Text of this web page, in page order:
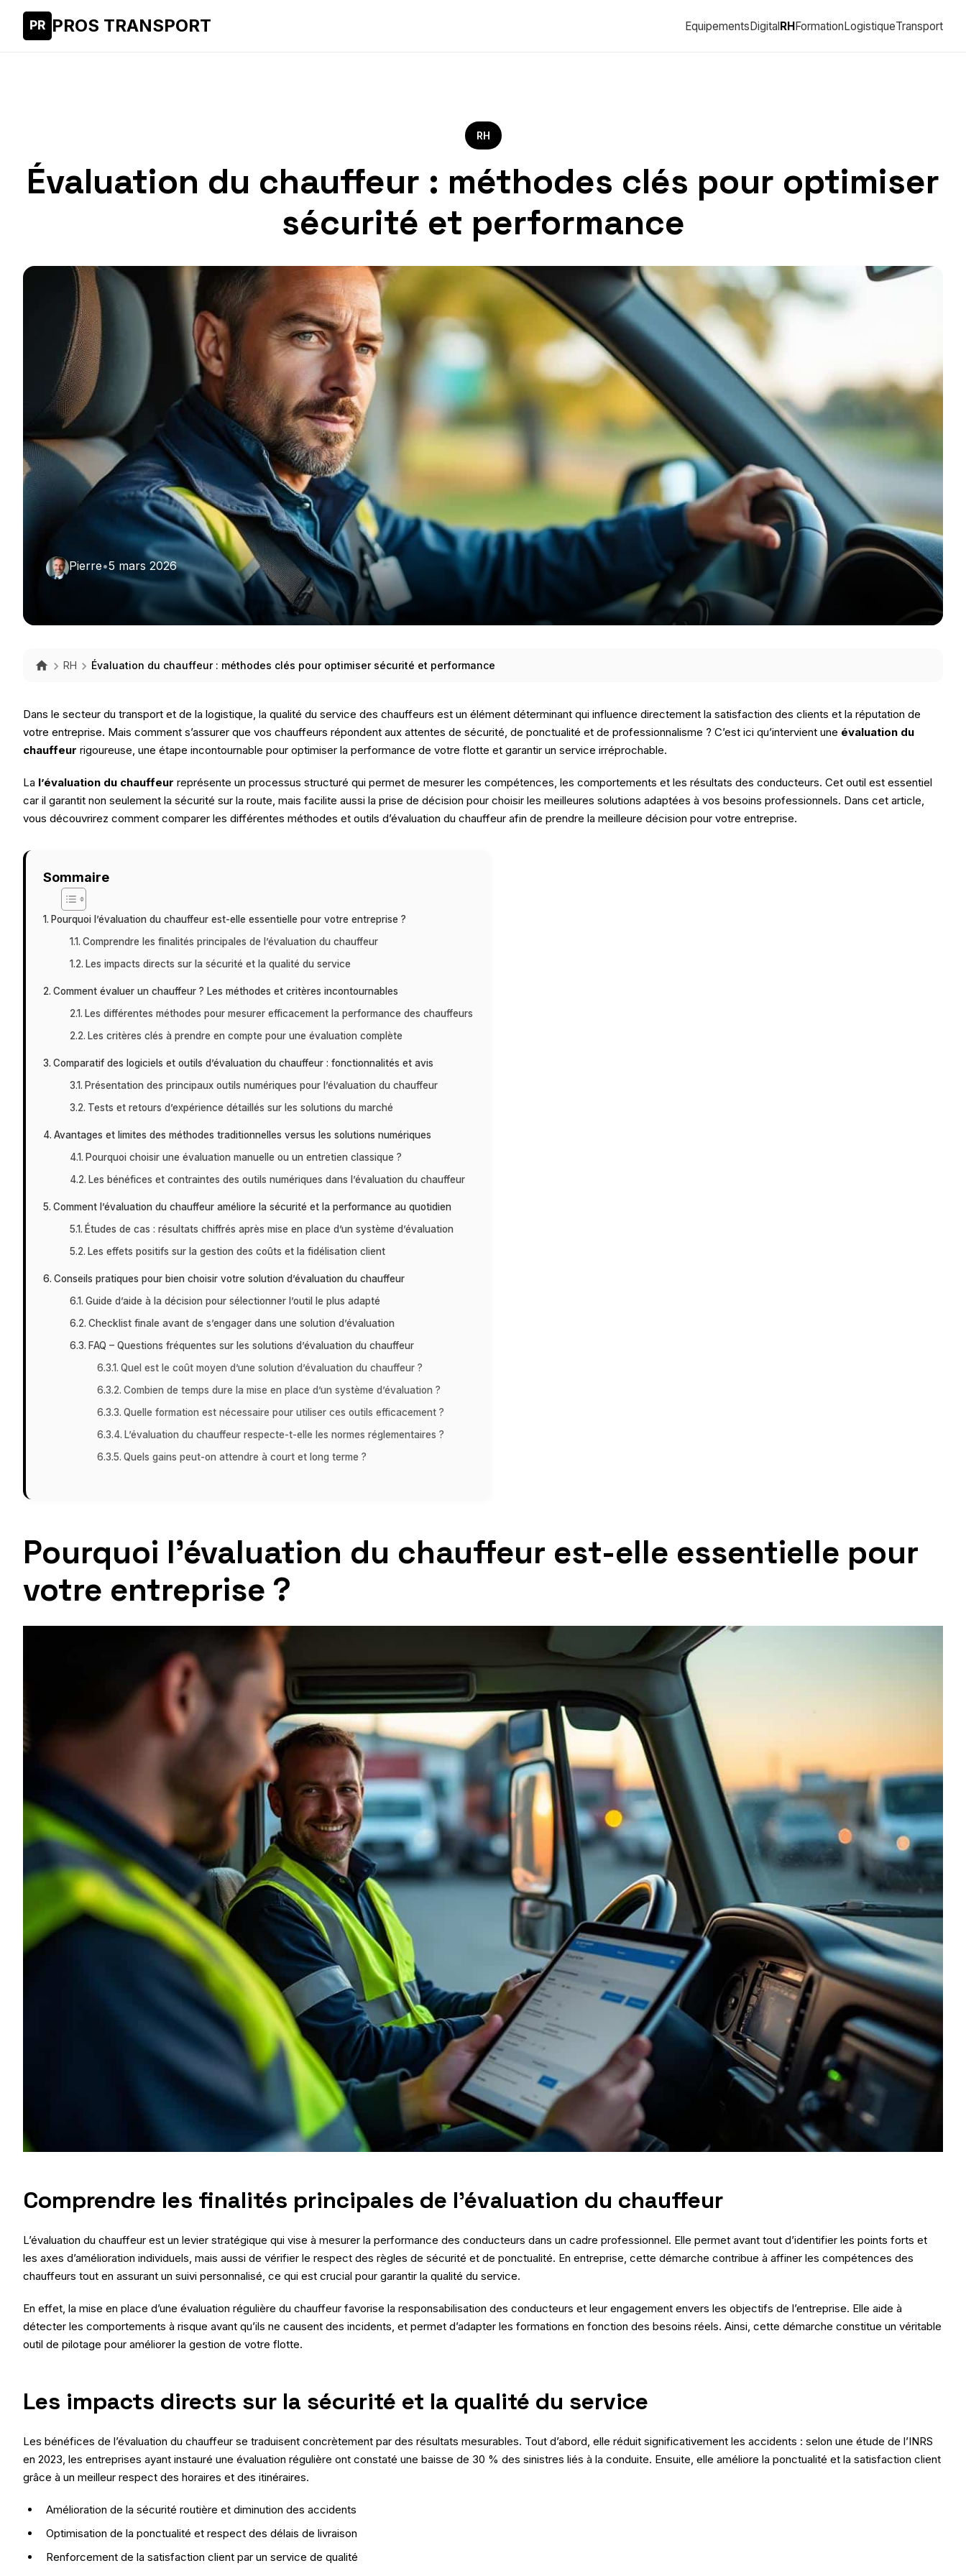
PROS TRANSPORT EquipementsDigitalRHFormationLogistiqueTransport
RH
Évaluation du chauffeur : méthodes clés pour optimiser
sécurité et performance
Pierre•5 mars 2026
RH Évaluation du chauffeur : méthodes clés pour optimiser sécurité et performance
Dans le secteur du transport et de la logistique, la qualité du service des chauffeurs est un élément déterminant qui influence directement la satisfaction des clients et la réputation de
votre entreprise. Mais comment s’assurer que vos chauffeurs répondent aux attentes de sécurité, de ponctualité et de professionnalisme ? C’est ici qu’intervient une évaluation du
chauffeur rigoureuse, une étape incontournable pour optimiser la performance de votre flotte et garantir un service irréprochable.
La l’évaluation du chauffeur représente un processus structuré qui permet de mesurer les compétences, les comportements et les résultats des conducteurs. Cet outil est essentiel
car il garantit non seulement la sécurité sur la route, mais facilite aussi la prise de décision pour choisir les meilleures solutions adaptées à vos besoins professionnels. Dans cet article,
vous découvrirez comment comparer les différentes méthodes et outils d’évaluation du chauffeur afin de prendre la meilleure décision pour votre entreprise.
Sommaire
Pourquoi l’évaluation du chauffeur est-elle essentielle pour votre entreprise ?
Comprendre les finalités principales de l’évaluation du chauffeur
Les impacts directs sur la sécurité et la qualité du service
Comment évaluer un chauffeur ? Les méthodes et critères incontournables
Les différentes méthodes pour mesurer efficacement la performance des chauffeurs
Les critères clés à prendre en compte pour une évaluation complète
Comparatif des logiciels et outils d’évaluation du chauffeur : fonctionnalités et avis
Présentation des principaux outils numériques pour l’évaluation du chauffeur
Tests et retours d’expérience détaillés sur les solutions du marché
Avantages et limites des méthodes traditionnelles versus les solutions numériques
Pourquoi choisir une évaluation manuelle ou un entretien classique ?
Les bénéfices et contraintes des outils numériques dans l’évaluation du chauffeur
Comment l’évaluation du chauffeur améliore la sécurité et la performance au quotidien
Études de cas : résultats chiffrés après mise en place d’un système d’évaluation
Les effets positifs sur la gestion des coûts et la fidélisation client
Conseils pratiques pour bien choisir votre solution d’évaluation du chauffeur
Guide d’aide à la décision pour sélectionner l’outil le plus adapté
Checklist finale avant de s’engager dans une solution d’évaluation
FAQ – Questions fréquentes sur les solutions d’évaluation du chauffeur
Quel est le coût moyen d’une solution d’évaluation du chauffeur ?
Combien de temps dure la mise en place d’un système d’évaluation ?
Quelle formation est nécessaire pour utiliser ces outils efficacement ?
L’évaluation du chauffeur respecte-t-elle les normes réglementaires ?
Quels gains peut-on attendre à court et long terme ?
Pourquoi l’évaluation du chauffeur est-elle essentielle pour
votre entreprise ?
Comprendre les finalités principales de l’évaluation du chauffeur
L’évaluation du chauffeur est un levier stratégique qui vise à mesurer la performance des conducteurs dans un cadre professionnel. Elle permet avant tout d’identifier les points forts et
les axes d’amélioration individuels, mais aussi de vérifier le respect des règles de sécurité et de ponctualité. En entreprise, cette démarche contribue à affiner les compétences des
chauffeurs tout en assurant un suivi personnalisé, ce qui est crucial pour garantir la qualité du service.
En effet, la mise en place d’une évaluation régulière du chauffeur favorise la responsabilisation des conducteurs et leur engagement envers les objectifs de l’entreprise. Elle aide à
détecter les comportements à risque avant qu’ils ne causent des incidents, et permet d’adapter les formations en fonction des besoins réels. Ainsi, cette démarche constitue un véritable
outil de pilotage pour améliorer la gestion de votre flotte.
Les impacts directs sur la sécurité et la qualité du service
Les bénéfices de l’évaluation du chauffeur se traduisent concrètement par des résultats mesurables. Tout d’abord, elle réduit significativement les accidents : selon une étude de l’INRS
en 2023, les entreprises ayant instauré une évaluation régulière ont constaté une baisse de 30 % des sinistres liés à la conduite. Ensuite, elle améliore la ponctualité et la satisfaction client
grâce à un meilleur respect des horaires et des itinéraires.
Amélioration de la sécurité routière et diminution des accidents
Optimisation de la ponctualité et respect des délais de livraison
Renforcement de la satisfaction client par un service de qualité